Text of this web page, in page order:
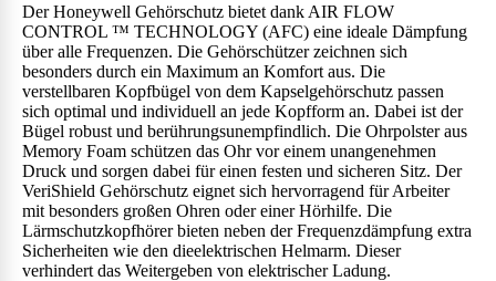
Der Honeywell Gehörschutz bietet dank AIR FLOW
CONTROL ™ TECHNOLOGY (AFC) eine ideale Dämpfung
über alle Frequenzen. Die Gehörschützer zeichnen sich
besonders durch ein Maximum an Komfort aus. Die
verstellbaren Kopfbügel von dem Kapselgehörschutz passen
sich optimal und individuell an jede Kopfform an. Dabei ist der
Bügel robust und berührungsunempfindlich. Die Ohrpolster aus
Memory Foam schützen das Ohr vor einem unangenehmen
Druck und sorgen dabei für einen festen und sicheren Sitz. Der
VeriShield Gehörschutz eignet sich hervorragend für Arbeiter
mit besonders großen Ohren oder einer Hörhilfe. Die
Lärmschutzkopfhörer bieten neben der Frequenzdämpfung extra
Sicherheiten wie den dieelektrischen Helmarm. Dieser
verhindert das Weitergeben von elektrischer Ladung.